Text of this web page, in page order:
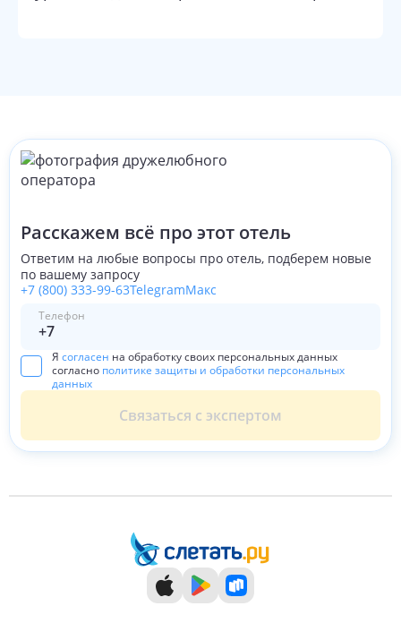
Расскажем всё про этот отель
Ответим на любые вопросы про отель, подберем новые
по вашему запросу
+7 (800) 333-99-63TelegramМакс
Телефон
Я согласен на обработку своих персональных данных
согласно политике защиты и обработки персональных
данных
Связаться с экспертом